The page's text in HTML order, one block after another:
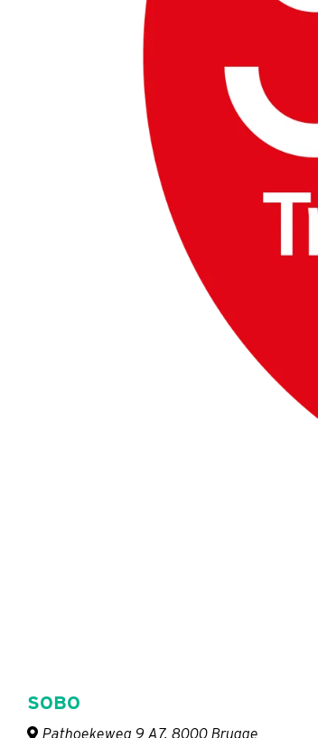
SOBO
Pathoekeweg 9 A7, 8000 Brugge